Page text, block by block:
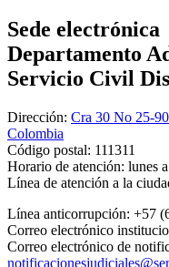
Sede electrónica
Departamento
Servicio Civil
Dirección: Cra 30 No 25-
Colombia
Código postal: 111311
Horario de atención: lunes
Línea de atención a la
Línea anticorrupción: +57
Correo electrónico
Correo electrónico de